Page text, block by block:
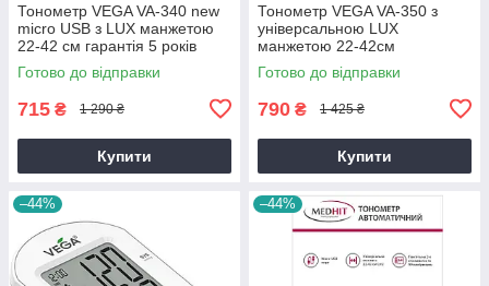
Тонометр VEGA VA-340 new
micro USB з LUX манжетою
22-42 см гарантія 5 років
Готово до відправки
715 ₴ 1 290 ₴
Купити
Тонометр VEGA VA-350 з
універсальною LUX
манжетою 22-42см
автоматичний гарантія 5
років
Готово до відправки
790 ₴ 1 425 ₴
Купити
–44% –44%